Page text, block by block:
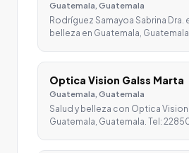
Guatemala, Guatemala
Rodríguez Samayoa Sabrina
belleza en Guatemala,
Optica Vision Galss Marta
Guatemala, Guatemala
Salud y belleza con Optica Vision
Guatemala, Guatemala. Tel: